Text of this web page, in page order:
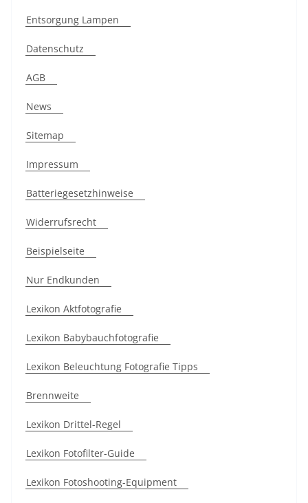
Entsorgung Lampen
Datenschutz
AGB
News
Sitemap
Impressum
Batteriegesetzhinweise
Widerrufsrecht
Beispielseite
Nur Endkunden
Lexikon Aktfotografie
Lexikon Babybauchfotografie
Lexikon Beleuchtung Fotografie Tipps
Brennweite
Lexikon Drittel-Regel
Lexikon Fotofilter-Guide
Lexikon Fotoshooting-Equipment